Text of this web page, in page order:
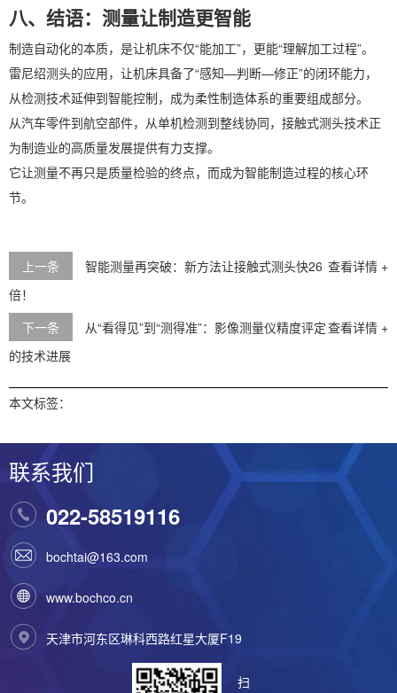
八、结语：测量让制造更智能
制造自动化的本质，是让机床不仅“能加工”，更能“理解加工过程”。
雷尼绍测头的应用，让机床具备了“感知—判断—修正”的闭环能力，
从检测技术延伸到智能控制，成为柔性制造体系的重要组成部分。
从汽车零件到航空部件，从单机检测到整线协同，接触式测头技术正
为制造业的高质量发展提供有力支撑。
它让测量不再只是质量检验的终点，而成为智能制造过程的核心环
节。
上一条 查看详情 +
智能测量再突破：新方法让接触式测头快26
倍！
下一条
查看详情 +
从“看得见”到“测得准”：影像测量仪精度评定
的技术进展
本文标签：
联系我们
022-58519116
bochtai@163.com
www.bochco.cn
天津市河东区琳科西路红星大厦F19
扫